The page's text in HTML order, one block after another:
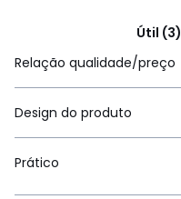
Útil (3)
Relação qualidade/preço
Design do produto
Prático